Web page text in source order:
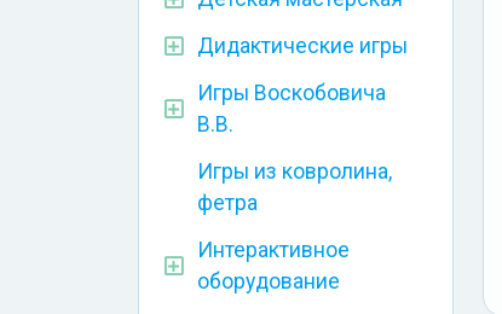
Дидактические игры
Игры Воскобовича
В.В.
Игры из ковролина,
фетра
Интерактивное
оборудование